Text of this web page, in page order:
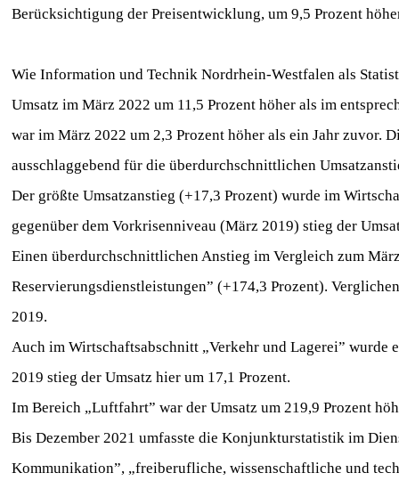
Berücksichtigung der Preisentwicklung, um 9,5 Prozent
Wie Information und Technik Nordrhein-Westfalen als
Umsatz im März 2022 um 11,5 Prozent höher als im
war im März 2022 um 2,3 Prozent höher als ein Jahr zuvor.
ausschlaggebend für die überdurchschnittlichen
Der größte Umsatzanstieg (+17,3 Prozent) wurde im
gegenüber dem Vorkrisenniveau (März 2019) stieg der
Einen überdurchschnittlichen Anstieg im Vergleich zum
Reservierungsdienstleistungen” (+174,3 Prozent).
2019.
Auch im Wirtschaftsabschnitt „Verkehr und Lagerei”
2019 stieg der Umsatz hier um 17,1 Prozent.
Im Bereich „Luftfahrt” war der Umsatz um 219,9 Prozent
Bis Dezember 2021 umfasste die Konjunkturstatistik im
Kommunikation”, „freiberufliche, wissenschaftliche und